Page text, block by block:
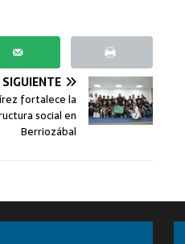
SIGUIENTE
fortalece la
social en
Berriozábal